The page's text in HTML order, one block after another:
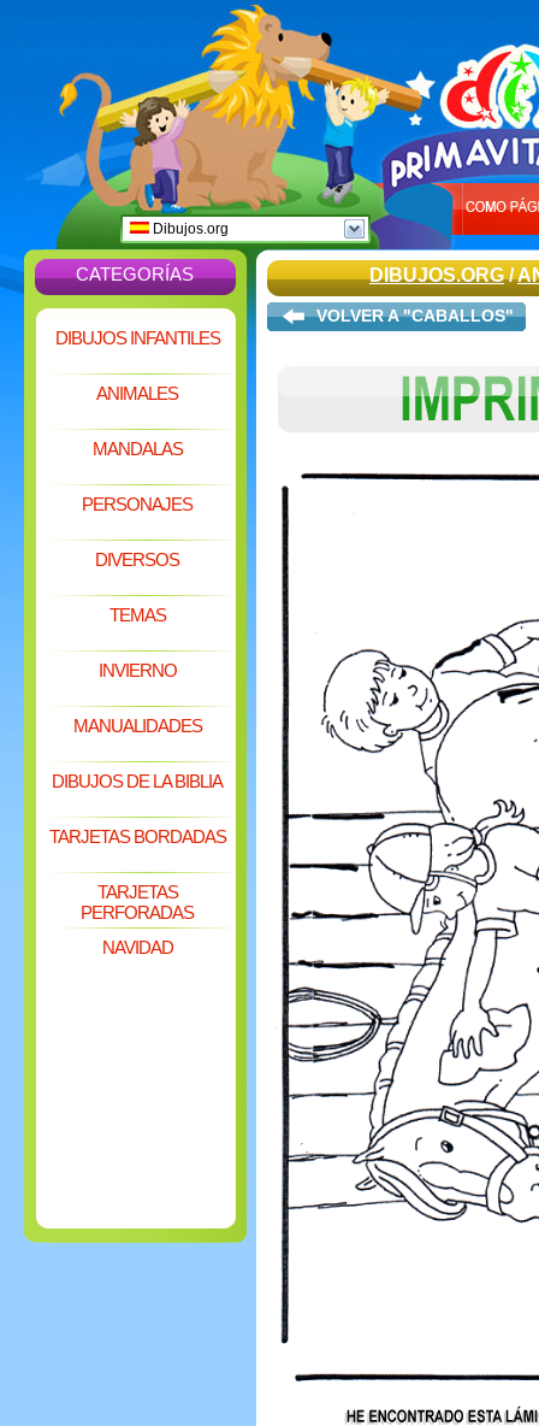
Dibujos.org
CATEGORÍAS
DIBUJOS INFANTILES
ANIMALES
MANDALAS
PERSONAJES
DIVERSOS
TEMAS
INVIERNO
MANUALIDADES
DIBUJOS DE LA BIBLIA
TARJETAS BORDADAS
TARJETAS
PERFORADAS
NAVIDAD
DIBUJOS.ORG/
VOLVER A "CABALLOS"